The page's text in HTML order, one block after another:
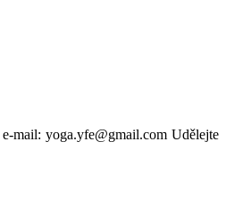
mail: yoga.yfe@gmail.com Udělejte